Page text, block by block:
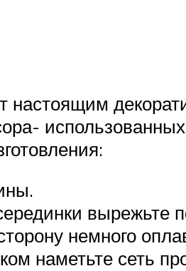
настоящим
вырежьте
немного
наметьте сеть